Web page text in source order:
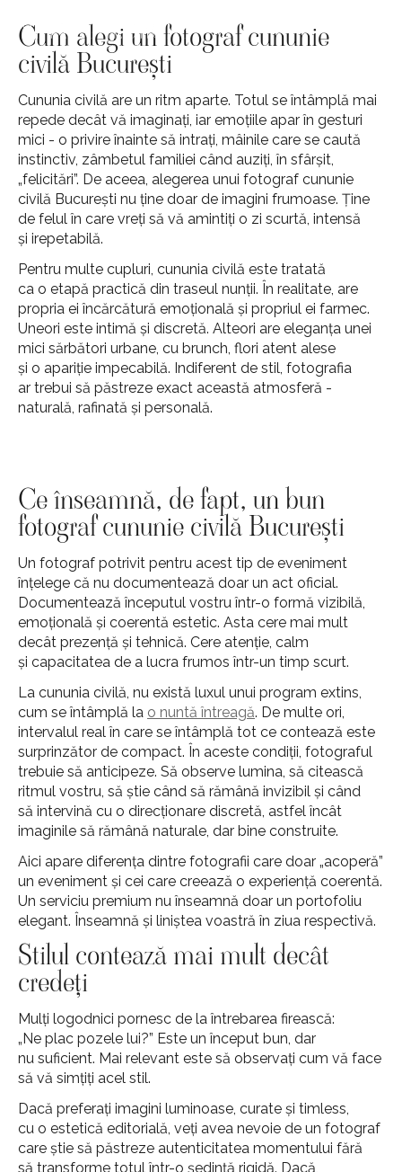
Cum alegi un fotograf cununie
civilă București
Cununia civilă are un ritm aparte. Totul se întâmplă mai
repede decât vă imaginați, iar emoțiile apar în gesturi
mici - o privire înainte să intrați, mâinile care se caută
instinctiv, zâmbetul familiei când auziți, în sfârșit,
„felicitări”. De aceea, alegerea unui fotograf cununie
civilă București nu ține doar de imagini frumoase. Ține
de felul în care vreți să vă amintiți o zi scurtă, intensă
și irepetabilă.
Pentru multe cupluri, cununia civilă este tratată
ca o etapă practică din traseul nunții. În realitate, are
propria ei încărcătură emoțională și propriul ei farmec.
Uneori este intimă și discretă. Alteori are eleganța unei
mici sărbători urbane, cu brunch, flori atent alese
și o apariție impecabilă. Indiferent de stil, fotografia
ar trebui să păstreze exact această atmosferă -
naturală, rafinată și personală.
Ce înseamnă, de fapt, un bun
fotograf cununie civilă București
Un fotograf potrivit pentru acest tip de eveniment
înțelege că nu documentează doar un act oficial.
Documentează începutul vostru într-o formă vizibilă,
emoțională și coerentă estetic. Asta cere mai mult
decât prezență și tehnică. Cere atenție, calm
și capacitatea de a lucra frumos într-un timp scurt.
La cununia civilă, nu există luxul unui program extins,
cum se întâmplă la o nuntă întreagă. De multe ori,
intervalul real în care se întâmplă tot ce contează este
surprinzător de compact. În aceste condiții, fotograful
trebuie să anticipeze. Să observe lumina, să citească
ritmul vostru, să știe când să rămână invizibil și când
să intervină cu o direcționare discretă, astfel încât
imaginile să rămână naturale, dar bine construite.
Aici apare diferența dintre fotografii care doar „acoperă”
un eveniment și cei care creează o experiență coerentă.
Un serviciu premium nu înseamnă doar un portofoliu
elegant. Înseamnă și liniștea voastră în ziua respectivă.
Stilul contează mai mult decât
credeți
Mulți logodnici pornesc de la întrebarea firească:
„Ne plac pozele lui?” Este un început bun, dar
nu suficient. Mai relevant este să observați cum vă face
să vă simțiți acel stil.
Dacă preferați imagini luminoase, curate și timless,
cu o estetică editorială, veți avea nevoie de un fotograf
care știe să păstreze autenticitatea momentului fără
să transforme totul într-o ședință rigidă. Dacă,